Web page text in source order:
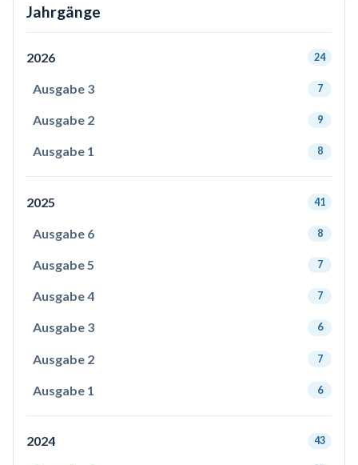
Jahrgänge
2026 24
Ausgabe 3 7
Ausgabe 2 9
Ausgabe 1 8
2025 41
Ausgabe 6 8
Ausgabe 5 7
Ausgabe 4 7
Ausgabe 3 6
Ausgabe 2 7
Ausgabe 1 6
2024 43